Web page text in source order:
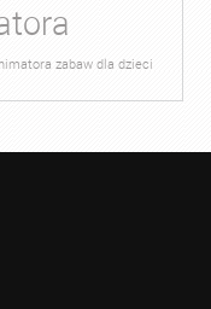
zabaw dla dzieci